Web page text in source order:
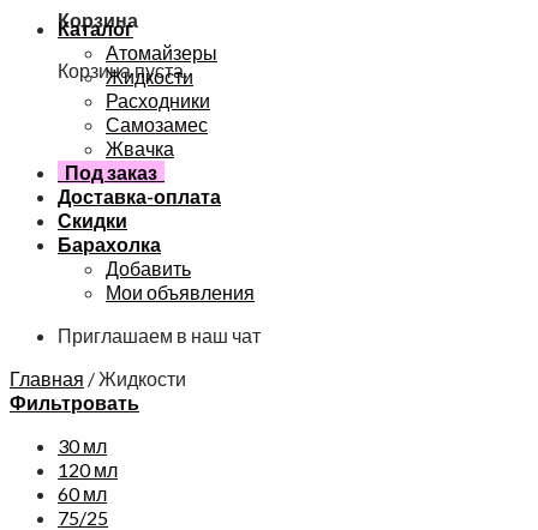
Корзина
Корзина пуста.
Каталог
Атомайзеры
Жидкости
Расходники
Самозамес
Жвачка
Под заказ
Доставка-оплата
Скидки
Барахолка
Добавить
Мои объявления
Приглашаем в наш чат
Главная /Жидкости
Фильтровать
30 мл
120 мл
60 мл
75/25